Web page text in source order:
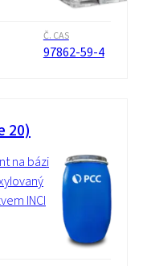
Č. CAS
97862-59-4
20)
na bázi
INCI